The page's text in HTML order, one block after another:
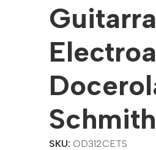
Guitarra
SKU:OD312CETS